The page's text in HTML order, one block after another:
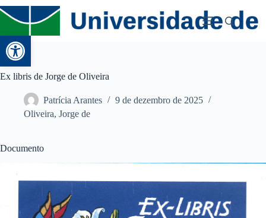
Abrir a barra de ferramentas
Ex libris de Jorge de Oliveira
Patrícia Arantes
9 de dezembro de 2025
Oliveira, Jorge de
Documento